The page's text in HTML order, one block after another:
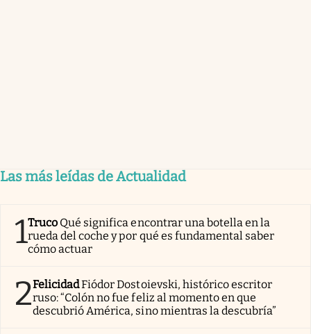
Las más leídas de Actualidad
1Truco Qué significa encontrar una botella en la
rueda del coche y por qué es fundamental saber
cómo actuar
2FelicidadFiódor Dostoievski, histórico escritor
ruso: “Colón no fue feliz al momento en que
descubrió América, sino mientras la descubría”